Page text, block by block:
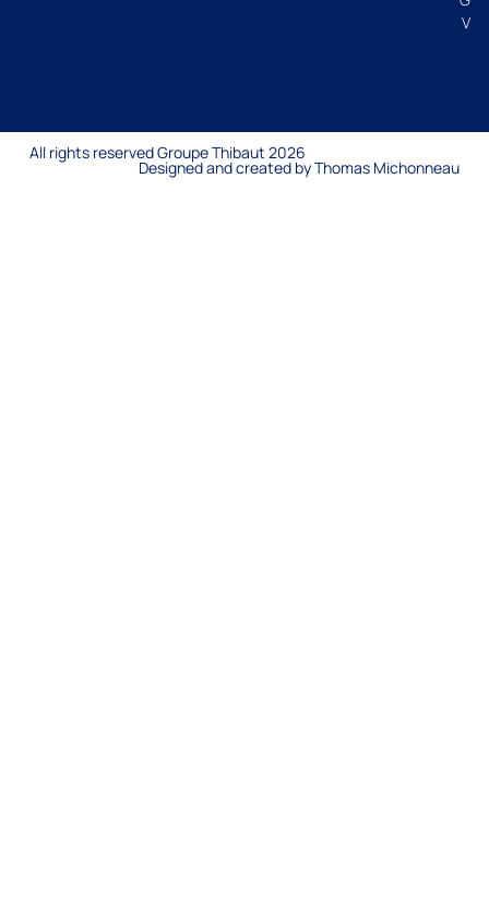
V
All rights reserved Groupe Thibaut 2026
Designed and created by Thomas Michonneau